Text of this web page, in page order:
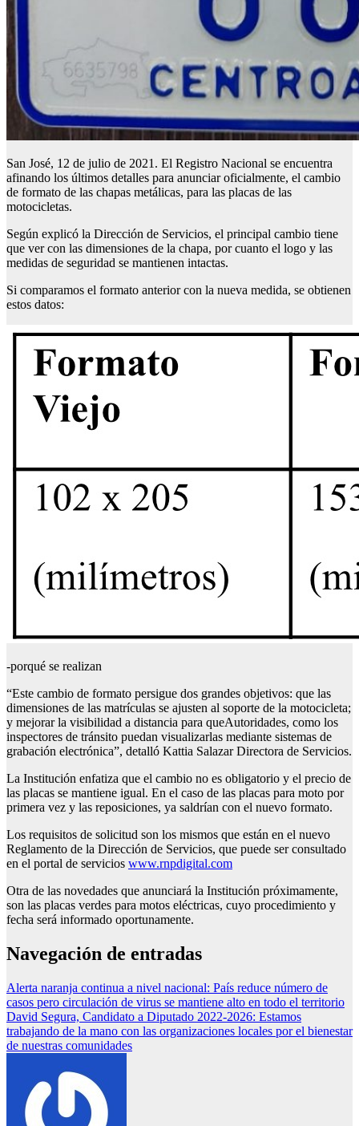
San José, 12 de julio de 2021. El Registro Nacional se encuentra
afinando los últimos detalles para anunciar oficialmente, el cambio
de formato de las chapas metálicas, para las placas de las
motocicletas.
Según explicó la Dirección de Servicios, el principal cambio tiene
que ver con las dimensiones de la chapa, por cuanto el logo y las
medidas de seguridad se mantienen intactas.
Si comparamos el formato anterior con la nueva medida, se obtienen
estos datos:
-porqué se realizan
“Este cambio de formato persigue dos grandes objetivos: que las
dimensiones de las matrículas se ajusten al soporte de la motocicleta;
y mejorar la visibilidad a distancia para queAutoridades, como los
inspectores de tránsito puedan visualizarlas mediante sistemas de
grabación electrónica”, detalló Kattia Salazar Directora de Servicios.
La Institución enfatiza que el cambio no es obligatorio y el precio de
las placas se mantiene igual. En el caso de las placas para moto por
primera vez y las reposiciones, ya saldrían con el nuevo formato.
Los requisitos de solicitud son los mismos que están en el nuevo
Reglamento de la Dirección de Servicios, que puede ser consultado
en el portal de servicios www.rnpdigital.com
Otra de las novedades que anunciará la Institución próximamente,
son las placas verdes para motos eléctricas, cuyo procedimiento y
fecha será informado oportunamente.
Navegación de entradas
Alerta naranja continua a nivel nacional: País reduce número de
casos pero circulación de virus se mantiene alto en todo el territorio
David Segura, Candidato a Diputado 2022-2026: Estamos
trabajando de la mano con las organizaciones locales por el bienestar
de nuestras comunidades